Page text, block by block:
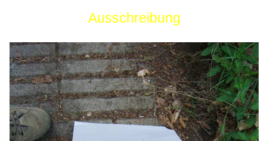
Ausschreibung